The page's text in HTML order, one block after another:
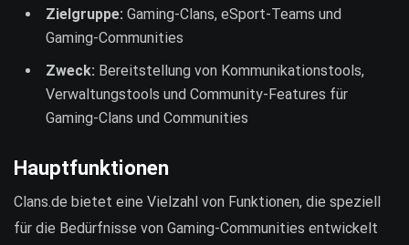
Zielgruppe: Gaming-Clans, eSport-Teams und
Gaming-Communities
Zweck: Bereitstellung von Kommunikationstools,
Verwaltungstools und Community-Features für
Gaming-Clans und Communities
Hauptfunktionen
Clans.de bietet eine Vielzahl von Funktionen, die speziell
für die Bedürfnisse von Gaming-Communities entwickelt